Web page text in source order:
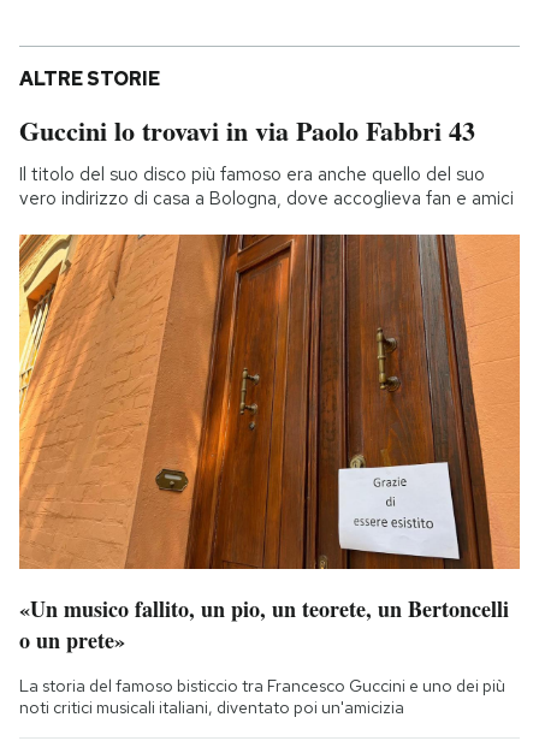
ALTRE STORIE
Guccini lo trovavi in via Paolo Fabbri 43
Il titolo del suo disco più famoso era anche quello del suo
vero indirizzo di casa a Bologna, dove accoglieva fan e amici
«Un musico fallito, un pio, un teorete, un Bertoncelli
o un prete»
La storia del famoso bisticcio tra Francesco Guccini e uno dei più
noti critici musicali italiani, diventato poi un'amicizia